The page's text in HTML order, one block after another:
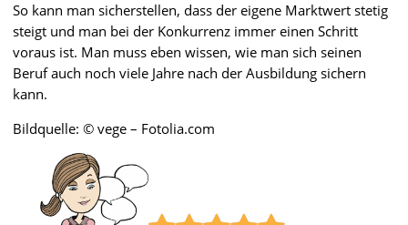
So kann man sicherstellen, dass der eigene Marktwert stetig
steigt und man bei der Konkurrenz immer einen Schritt
voraus ist. Man muss eben wissen, wie man sich seinen
Beruf auch noch viele Jahre nach der Ausbildung sichern
kann.
Bildquelle: © vege – Fotolia.com